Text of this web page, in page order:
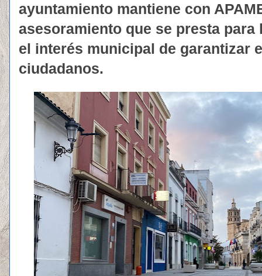
ayuntamiento mantiene con
asesoramiento que se presta
el interés municipal de garantizar
ciudadanos.